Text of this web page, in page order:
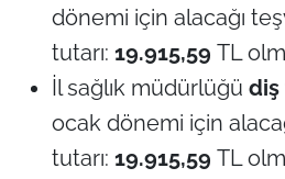
dönemi için alacağı
tutarı: 19.915,59 TL
İl sağlık müdürlüğü diş
ocak dönemi için
tutarı: 19.915,59 TL